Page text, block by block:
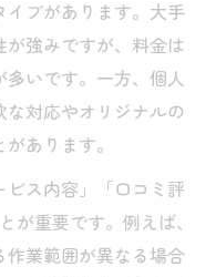
プがあります。大手
強みですが、料金は
いです。一方、個人
対応やオリジナルの
あります。
ス内容」「口コミ評
が重要です。例えば、
業範囲が異なる場合